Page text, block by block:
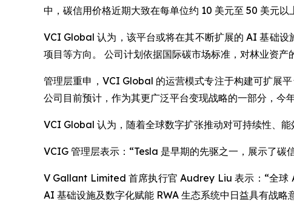
中，碳信用价格近期大致在每单位约 10 美元至 50 美元
VCI Global 认为，该平台或将在其不断扩展的 AI 基础设
项目等方向。 公司计划依据国际碳市场标准，对林业资产
管理层重申，VCI Global 的运营模式专注于构建可扩展
公司目前预计，作为其更广泛平台变现战略的一部分，今
VCI Global 认为，随着全球数字扩张推动对可持续性、
VCIG 管理层表示：“Tesla 是早期的先驱之一，展示了
V Gallant Limited 首席执行官 Audrey Liu 表示：“全球
AI 基础设施及数字化赋能 RWA 生态系统中日益具有战略